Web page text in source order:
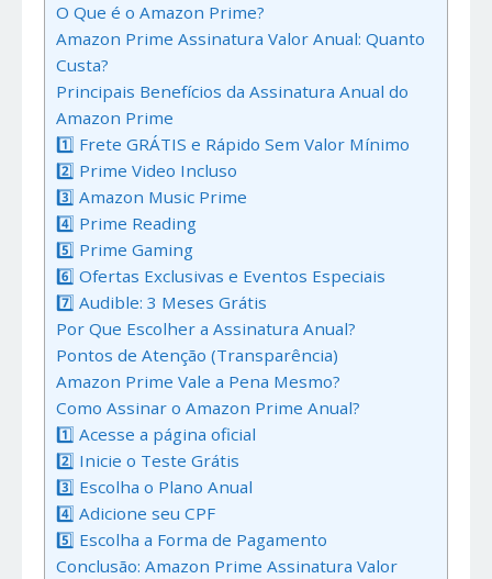
O Que é o Amazon Prime?
Amazon Prime Assinatura Valor Anual: Quanto
Custa?
Principais Benefícios da Assinatura Anual do
Amazon Prime
1️⃣ Frete GRÁTIS e Rápido Sem Valor Mínimo
2️⃣ Prime Video Incluso
3️⃣ Amazon Music Prime
4️⃣ Prime Reading
5️⃣ Prime Gaming
6️⃣ Ofertas Exclusivas e Eventos Especiais
7️⃣ Audible: 3 Meses Grátis
Por Que Escolher a Assinatura Anual?
Pontos de Atenção (Transparência)
Amazon Prime Vale a Pena Mesmo?
Como Assinar o Amazon Prime Anual?
1️⃣ Acesse a página oficial
2️⃣ Inicie o Teste Grátis
3️⃣ Escolha o Plano Anual
4️⃣ Adicione seu CPF
5️⃣ Escolha a Forma de Pagamento
Conclusão: Amazon Prime Assinatura Valor